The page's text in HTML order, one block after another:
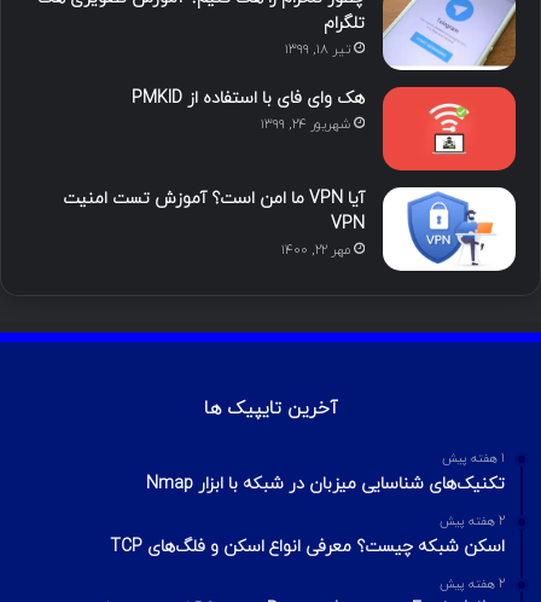
ا
تلگرام
تیر ۱۸, ۱۳۹۹
هک وای فای با استفاده از PMKID
شهریور ۲۴, ۱۳۹۹
آیا VPN ما امن است؟ آموزش تست امنیت
VPN
مهر ۲۲, ۱۴۰۰
آخرین تایپیک ها
1 هفته پیش
تکنیک‌های شناسایی میزبان در شبکه با ابزار Nmap
2 هفته پیش
اسکن شبکه چیست؟ معرفی انواع اسکن و فلگ‌های TCP
2 هفته پیش